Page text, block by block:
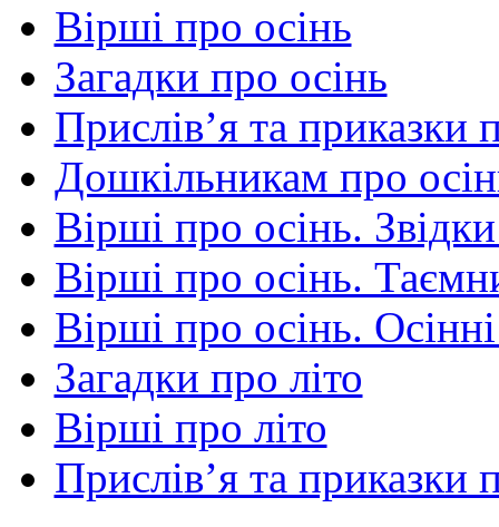
Вірші про осінь
Загадки про осінь
Прислів’я та приказки
Дошкільникам про
Вірші про осінь.
Вірші про осінь.
Вірші про осінь.
Загадки про літо
Вірші про літо
Прислів’я та приказки